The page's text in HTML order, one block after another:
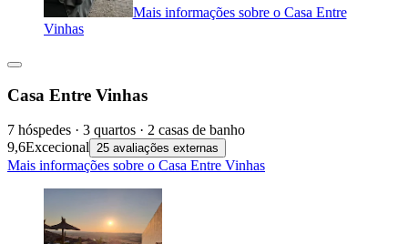
Mais informações sobre o Casa Entre
Vinhas
Casa Entre Vinhas
7 hóspedes · 3 quartos · 2 casas de banho
9,6Excecional 25 avaliações externas
Mais informações sobre o Casa Entre Vinhas